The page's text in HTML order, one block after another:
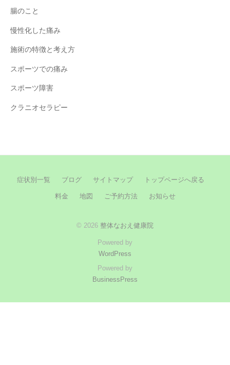
腸のこと
慢性化した痛み
施術の特徴と考え方
スポーツでの痛み
スポーツ障害
クラニオセラピー
症状別一覧 ブログ サイトマップ トップページへ戻る
料金 地図 ご予約方法 お知らせ
© 2026 整体なおえ健康院
Powered by
WordPress
Powered by
BusinessPress